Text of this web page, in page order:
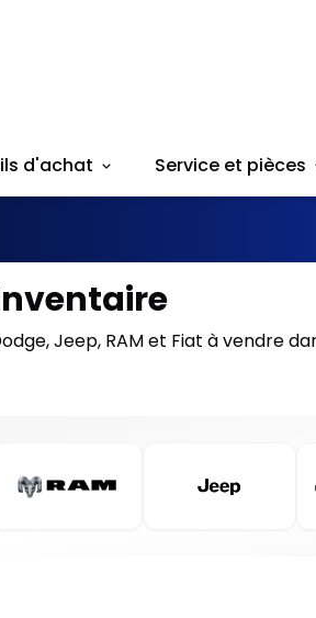
d'achat Service et pièces
Jeep, RAM et Fiat à vendre